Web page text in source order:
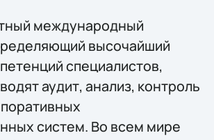
международный
высочайший
специалистов,
аудит, анализ, контроль
систем. Во всем мире